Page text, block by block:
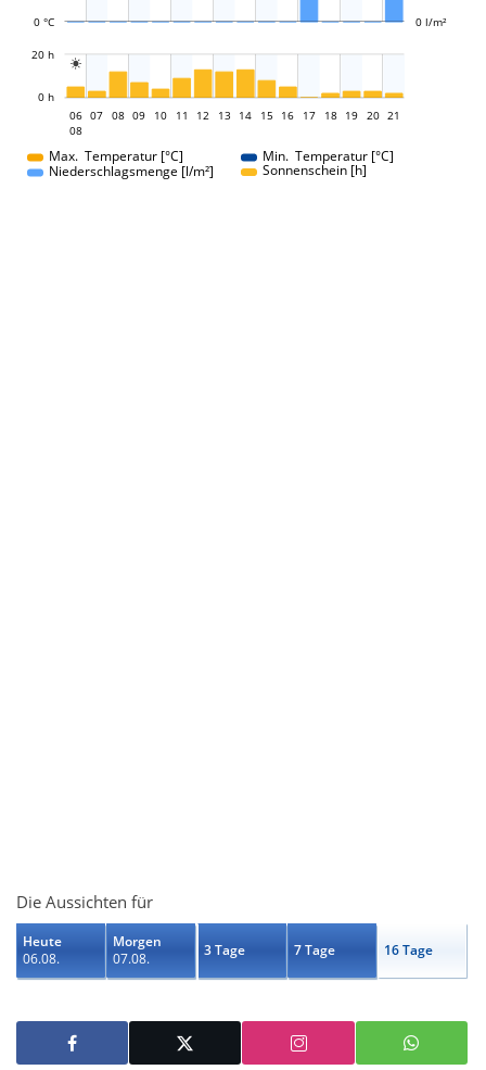
0 °C 0 l/m²

0 h
20 h
06
06
08
07 08 09 10 11 12 13 14 15 16 17 18 19 20 21
Max. Temperatur [°C]
Min. Temperatur [°C]
Niederschlagsmenge [l/m²]
Sonnenschein [h]
Die Aussichten für
Heute
06.08.
Morgen
07.08.
3 Tage 7 Tage 16 Tage